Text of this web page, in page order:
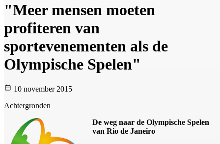
"Meer mensen moeten
profiteren van
sportevenementen als de
Olympische Spelen"
10 november 2015
Achtergronden
De weg naar de Olympische Spelen
van Rio de Janeiro